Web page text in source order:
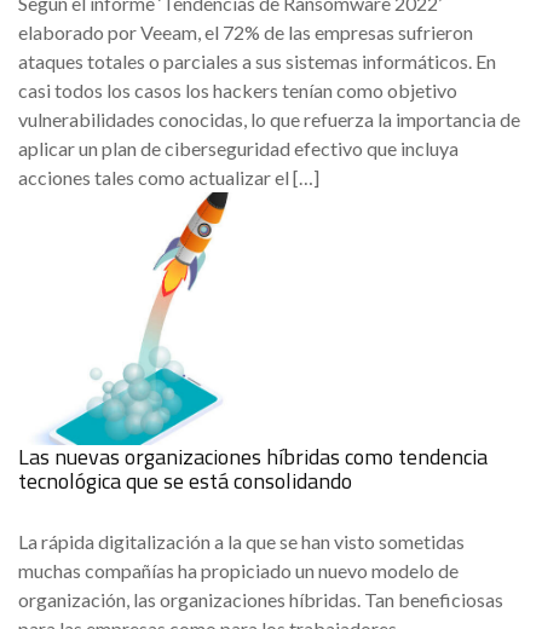
elaborado por Veeam, el 72% de las empresas sufrieron
ataques totales o parciales a sus sistemas informáticos. En
casi todos los casos los hackers tenían como objetivo
vulnerabilidades conocidas, lo que refuerza la importancia de
aplicar un plan de ciberseguridad efectivo que incluya
acciones tales como actualizar el […]
Las nuevas organizaciones híbridas como tendencia
tecnológica que se está consolidando
La rápida digitalización a la que se han visto sometidas
muchas compañías ha propiciado un nuevo modelo de
organización, las organizaciones híbridas. Tan beneficiosas